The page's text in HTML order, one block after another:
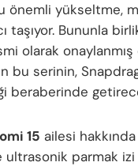
önemli yükseltme,
Bununla
olarak onaylanmış
bu serinin,
beraberinde
15 ailesi
ultrasonik parmak